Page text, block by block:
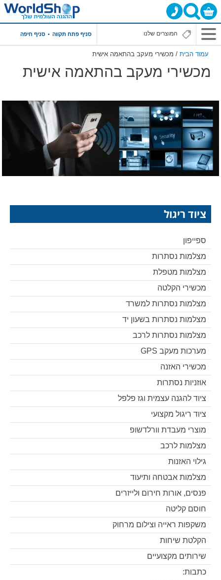
סניף פתח תקווה סניף חיפה
עמוד הבית / מכשירי מעקב בהתאמה אישית
מכשירי מעקב בהתאמה אישית
ציוד ריגול
ספייפון
מצלמות נסתרות
מצלמות מטפלת
מכשירי הקלטה
מצלמות נסתרות למשרד
מצלמות נסתרות בשעון יד
מצלמות נסתרות לרכב
מערכות מעקב GPS
מכשירי האזנה
אוזניות נסתרות
ציוד להגנה עצמית וגז פלפל
ציוד ריגול מקצועי
מוצרי מעבדת וורלדשופ
מצלמות לרכב
גילוי האזנות
מצלמות אבטחה ותיעוד
פנסים, אורות חירום ולייזרים
חוסם קליטה
משקפות ראייה וצילום מרחוק
הקלטת שיחות
שירותים מקצועיים
כתבות: